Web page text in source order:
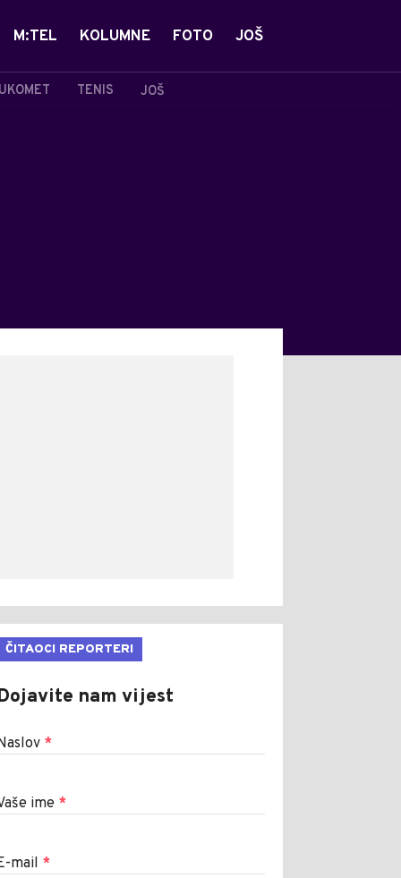
TENIS JOŠ
M:TEL KOLUMNE FOTO JOŠ
ČITAOCI REPORTERI
nam vijest
*
ime *
mail *